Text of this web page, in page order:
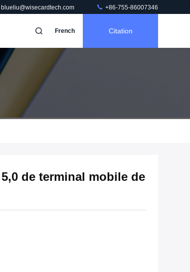
blueliu@wisecardtech.com +86-755-86007346
French Citation
de terminal mobile de